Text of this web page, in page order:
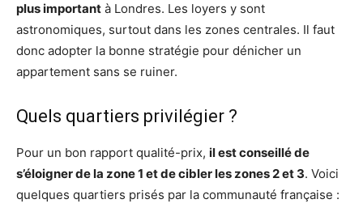
plus important à Londres. Les loyers y sont
astronomiques, surtout dans les zones centrales. Il faut
donc adopter la bonne stratégie pour dénicher un
appartement sans se ruiner.
Quels quartiers privilégier ?
Pour un bon rapport qualité-prix, il est conseillé de
s’éloigner de la zone 1 et de cibler les zones 2 et 3. Voici
quelques quartiers prisés par la communauté française :